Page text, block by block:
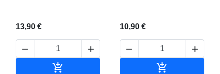
13,90 €
 

10,90 €
 
